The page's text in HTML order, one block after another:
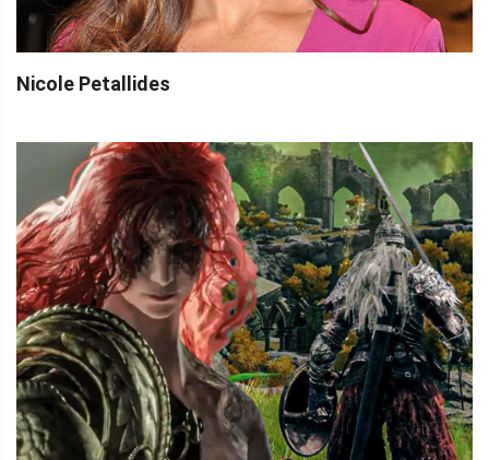
Nicole Petallides